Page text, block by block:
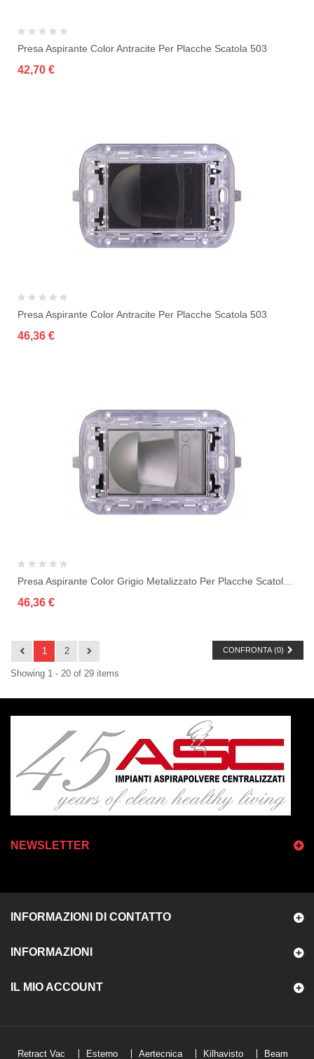
Presa Aspirante Color Antracite Per Placche Scatola 503
42,70 €
Presa Aspirante Color Antracite Per Placche Scatola 503
46,36 €
46,36 €
CONFRONTA (0)
1 2
Showing 1 - 20 of 29 items
NEWSLETTER
INFORMAZIONI DI CONTATTO
INFORMAZIONI
IL MIO ACCOUNT
Retract Vac Esterno Aertecnica Kilhavisto Beam